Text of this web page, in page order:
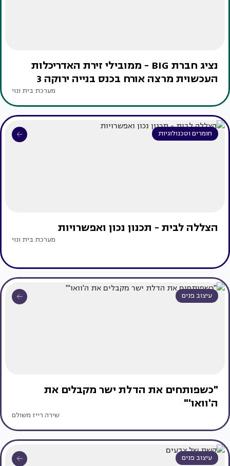
נציג חברת BIG - ממובילי זירת האדריכלות
העכשוית מרצה אורח בכנס בנייה ירוקה 3
מערכת בית ונוי
חומרים וטכנולוגיות
הצללה לבית - תכנון נכון ואפשרויות
מערכת בית ונוי
עיצוב פנים
"כשפותחים את הדלת ישר מקבלים את
ה'וואו'"
שירה רייז משולם
עיצוב פנים